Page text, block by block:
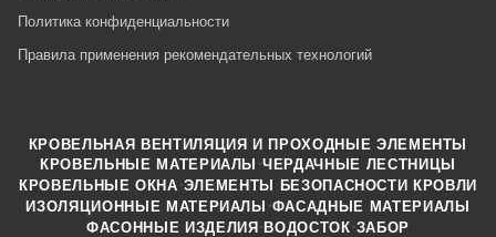
Политика конфиденциальности
Правила применения рекомендательных технологий
КРОВЕЛЬНАЯ ВЕНТИЛЯЦИЯ И ПРОХОДНЫЕ ЭЛЕМЕНТЫ
КРОВЕЛЬНЫЕ МАТЕРИАЛЫ ·ЧЕРДАЧНЫЕ ЛЕСТНИЦЫ
КРОВЕЛЬНЫЕ ОКНА ·ЭЛЕМЕНТЫ БЕЗОПАСНОСТИ КРОВЛИ
ИЗОЛЯЦИОННЫЕ МАТЕРИАЛЫ ·ФАСАДНЫЕ МАТЕРИАЛЫ
ФАСОННЫЕ ИЗДЕЛИЯ·ВОДОСТОК ·ЗАБОР